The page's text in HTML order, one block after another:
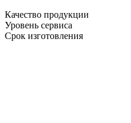
Качество продукции
Уровень сервиса
Срок изготовления